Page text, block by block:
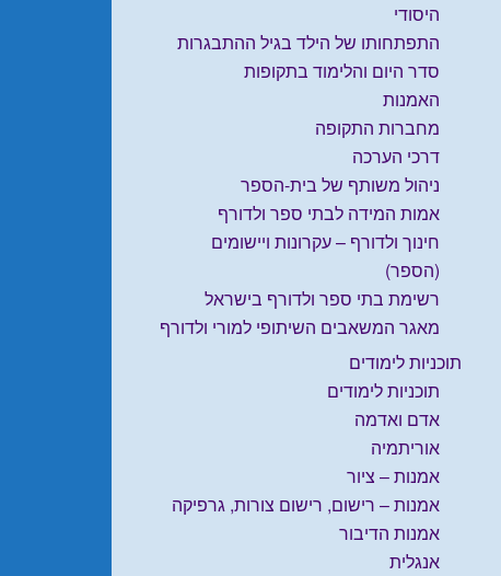
היסודי
התפתחותו של הילד בגיל ההתבגרות
סדר היום והלימוד בתקופות
האמנות
מחברות התקופה
דרכי הערכה
ניהול משותף של בית-הספר
אמות המידה לבתי ספר ולדורף
חינוך ולדורף – עקרונות ויישומים
(הספר)
רשימת בתי ספר ולדורף בישראל
מאגר המשאבים השיתופי למורי ולדורף
תוכניות לימודים
תוכניות לימודים
אדם ואדמה
אוריתמיה
אמנות – ציור
אמנות – רישום, רישום צורות, גרפיקה
אמנות הדיבור
אנגלית